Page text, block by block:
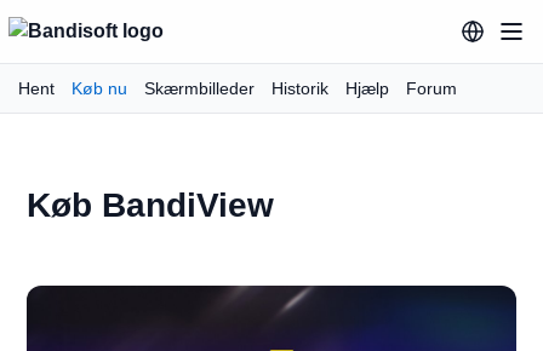
Hent Køb nu Skærmbilleder Historik Hjælp Forum
Køb BandiView